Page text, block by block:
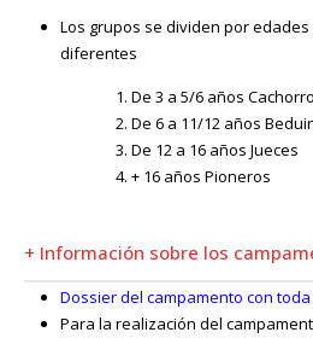
Los grupos se dividen por
diferentes
De 3 a 5/6 años
De 6 a 11/12 años
De 12 a 16 años Jueces
+ 16 años Pioneros
+ Información sobre los
Dossier del campamento con
Para la realización del